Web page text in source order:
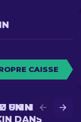
CAISSE
UN MEILLEUR
DANS
SKIN EN